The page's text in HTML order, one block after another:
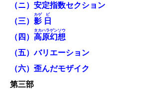
（ニ）安定指数セクション
（三） 影
カゲ
日
ビ
（四） 高原幻想
タカハラゲンソウ
（五）バリエーション
（六）歪んだモザイク
第三部